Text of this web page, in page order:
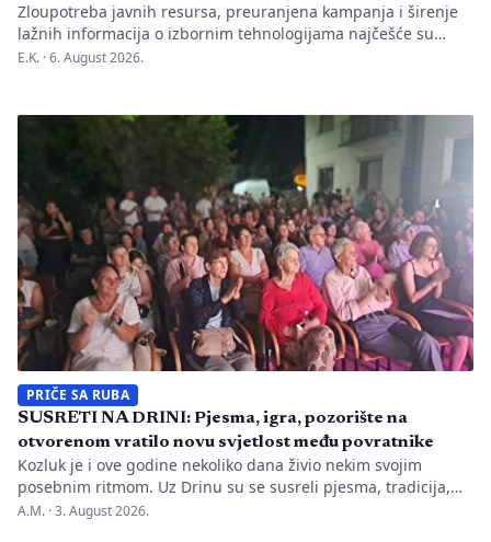
Zloupotreba javnih resursa, preuranjena kampanja i širenje
lažnih informacija o izbornim tehnologijama najčešće su
nepravilnosti koje je evidentirao Transparency International u
prijava zbog kršenja više odredaba izbornog zakonodavstva,
ali je Centralna izborna komisija promijenila pristup u
odnosu na prethodne izborne […]
E.K. ·6. August 2026.
PRIČE SA RUBA
SUSRETI NA DRINI: Pjesma, igra, pozorište na
otvorenom vratilo novu svjetlost među povratnike
Kozluk je i ove godine nekoliko dana živio nekim svojim
posebnim ritmom. Uz Drinu su se susreli pjesma, tradicija,
gluma i ljudi, a „Susreti na Drini ’26“ još jednom su pokazali
A.M. ·3. August 2026.